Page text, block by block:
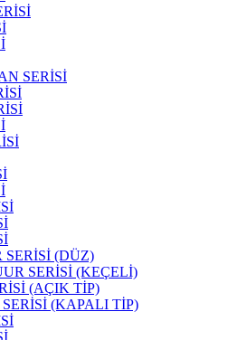
SERİSİ
SERİSİ (DÜZ)
SERİSİ (KEÇELİ)
(AÇIK TİP)
(KAPALI TİP)